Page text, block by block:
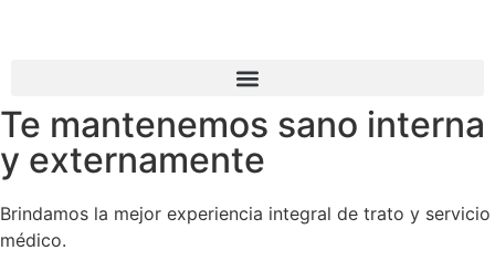
Te mantenemos sano interna
y externamente
Brindamos la mejor experiencia integral de trato y servicio
médico.